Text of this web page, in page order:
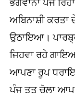
ਅਬਿਨਾਸ਼ੀ ਕਰਤਾ
ਉਠਾਇਆ।
ਜਿਹਵਾ ਰਹੇ
ਆਪਣਾ ਰੂਪ
ਪੰਜ ਤਤ ਚੋਲਾ